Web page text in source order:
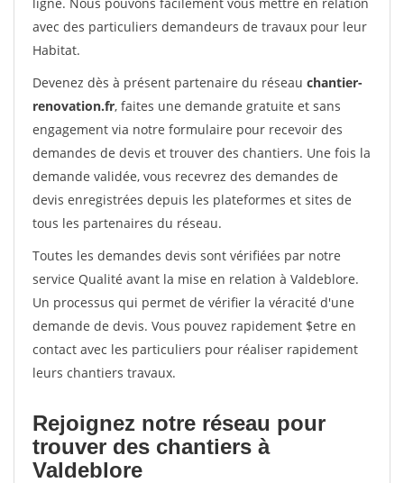
avec des particuliers demandeurs de travaux pour leur
Habitat.
Devenez dès à présent partenaire du réseau chantier-
renovation.fr, faites une demande gratuite et sans
engagement via notre formulaire pour recevoir des
demandes de devis et trouver des chantiers. Une fois la
demande validée, vous recevrez des demandes de
devis enregistrées depuis les plateformes et sites de
tous les partenaires du réseau.
Toutes les demandes devis sont vérifiées par notre
service Qualité avant la mise en relation à Valdeblore.
Un processus qui permet de vérifier la véracité d'une
demande de devis. Vous pouvez rapidement $etre en
contact avec les particuliers pour réaliser rapidement
leurs chantiers travaux.
Rejoignez notre réseau pour
trouver des chantiers à
Valdeblore